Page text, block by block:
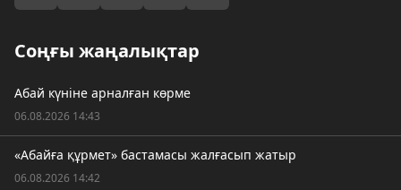
Соңғы жаңалықтар
Абай күніне арналған көрме
06.08.2026 14:43
«Абайға құрмет» бастамасы жалғасып жатыр
06.08.2026 14:42